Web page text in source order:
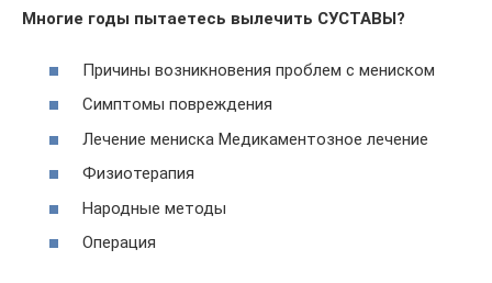
Многие годы пытаетесь вылечить СУСТАВЫ?
Причины возникновения проблем с мениском
Симптомы повреждения
Лечение мениска Медикаментозное лечение
Физиотерапия
Народные методы
Операция